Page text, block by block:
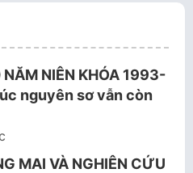
NĂM NIÊN KHÓA 1993-
nguyên sơ vẫn còn
MAI VÀ NGHIÊN CỨU